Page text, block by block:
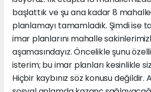
başlattık ve şu ana kadar 8
planlamayı tamamladık. Şimdi ise
imar planlarını mahalle
aşamasındayız. Öncelikle şunu
isterim; bu imar planları kesinlikle
Hiçbir kaybınız söz konusu değildir.